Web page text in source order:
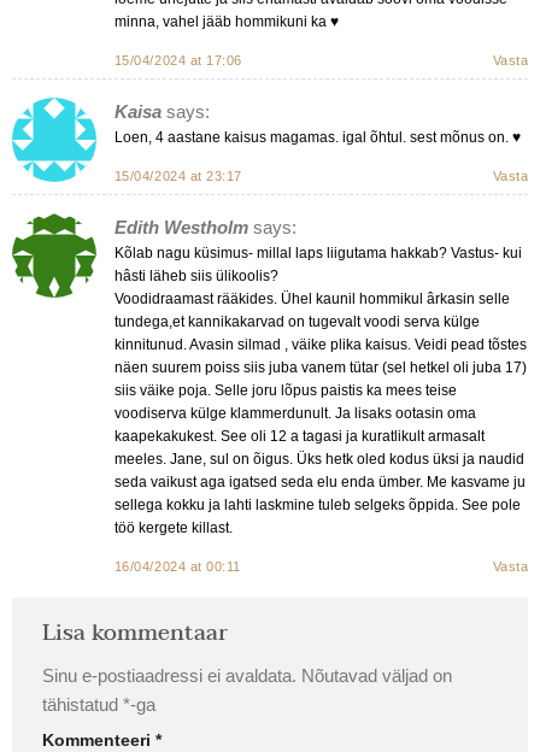
minna, vahel jääb hommikuni ka ♥️
15/04/2024 at 17:06 Vasta
Kaisa says:
Loen, 4 aastane kaisus magamas. igal õhtul. sest mõnus on. ♥️
15/04/2024 at 23:17 Vasta
Edith Westholm says:
Kõlab nagu küsimus- millal laps liigutama hakkab? Vastus- kui
hâsti läheb siis ülikoolis?
Voodidraamast rääkides. Ühel kaunil hommikul ârkasin selle
tundega,et kannikakarvad on tugevalt voodi serva külge
kinnitunud. Avasin silmad , väike plika kaisus. Veidi pead tõstes
näen suurem poiss siis juba vanem tütar (sel hetkel oli juba 17)
siis väike poja. Selle joru lõpus paistis ka mees teise
voodiserva külge klammerdunult. Ja lisaks ootasin oma
kaapekakukest. See oli 12 a tagasi ja kuratlikult armasalt
meeles. Jane, sul on õigus. Üks hetk oled kodus üksi ja naudid
seda vaikust aga igatsed seda elu enda ümber. Me kasvame ju
sellega kokku ja lahti laskmine tuleb selgeks õppida. See pole
töö kergete killast.
16/04/2024 at 00:11 Vasta
Lisa kommentaar
Sinu e-postiaadressi ei avaldata. Nõutavad väljad on
tähistatud *-ga
Kommenteeri *